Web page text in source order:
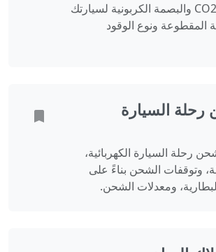
احسب انبعاثات CO2 والبصمة الكربونية لسيارتك
المقطوعة ونوع الوقود
السيارة
رحلة السيارة الكهربائية،
وتوقفات الشحن بناءً على
ومعدلات الشحن.